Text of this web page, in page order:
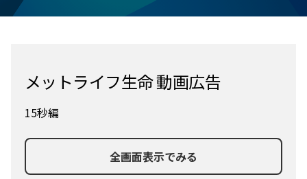
メットライフ生命 動画広告
15秒編
全画面表示でみる